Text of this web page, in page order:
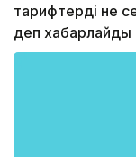
тарифтерді не
деп хабарлайды